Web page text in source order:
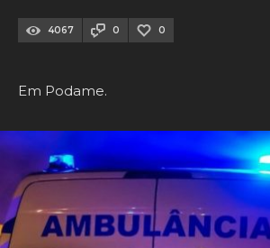
4067 0 0
Em Podame.